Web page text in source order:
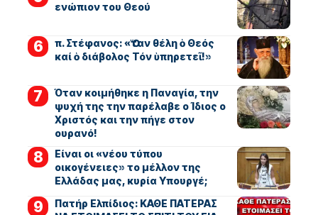
ενώπιον του Θεού
π. Στέφανος: «Ὅταν θέλη ὁ Θεός
καί ὁ διάβολος Τόν ὑπηρετεῖ!»
Όταν κοιμήθηκε η Παναγία, την
ψυχή της την παρέλαβε ο Ίδιος ο
Χριστός και την πήγε στον
ουρανό!
Είναι οι «νέου τύπου
οικογένειες» το μέλλον της
Ελλάδας μας, κυρία Υπουργέ;
Πατήρ Ελπίδιος: ΚΑΘΕ ΠΑΤΕΡΑΣ